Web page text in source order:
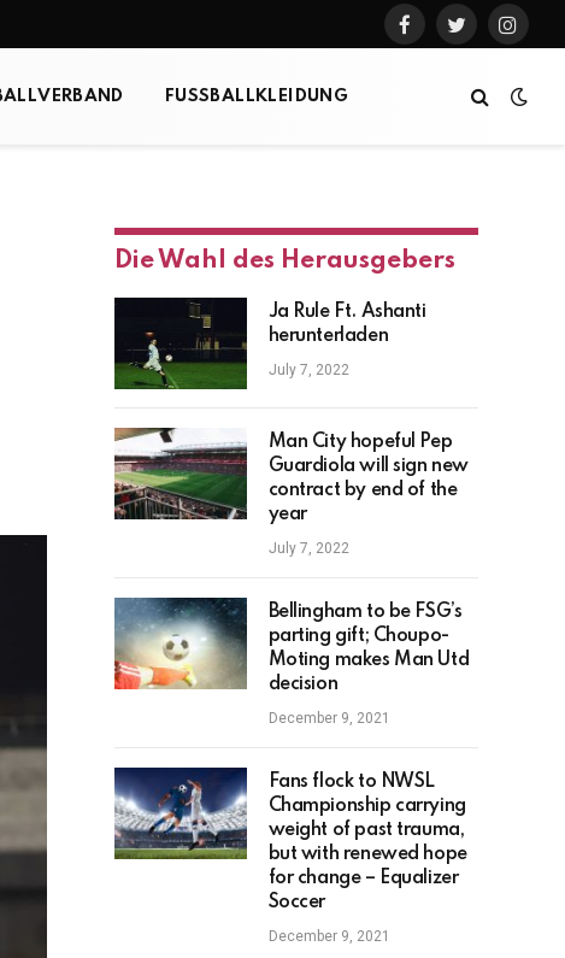
FacebookTwitter
FUSSBALLKLEIDUNG
Die Wahl des Herausgebers
Ja Rule Ft. Ashanti
herunterladen
July 7, 2022
Man City hopeful Pep
Guardiola will sign new
contract by end of the
year
July 7, 2022
Bellingham to be FSG’s
parting gift; Choupo-
Moting makes Man Utd
decision
December 9, 2021
Fans flock to NWSL
Championship carrying
weight of past trauma,
but with renewed hope
for change – Equalizer
Soccer
December 9, 2021